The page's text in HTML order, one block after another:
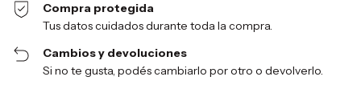
Compra protegida
Tus datos cuidados durante toda la compra.
Cambios y devoluciones
Si no te gusta, podés cambiarlo por otro o devolverlo.